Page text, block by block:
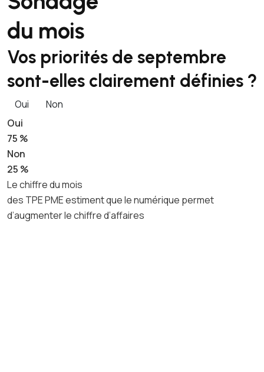
du mois
Vos priorités de septembre
sont-elles clairement définies ?
Oui
Non
Oui
75 %
Non
25 %
Le chiffre du mois
des TPE PME estiment que le numérique permet
d’augmenter le chiffre d’affaires